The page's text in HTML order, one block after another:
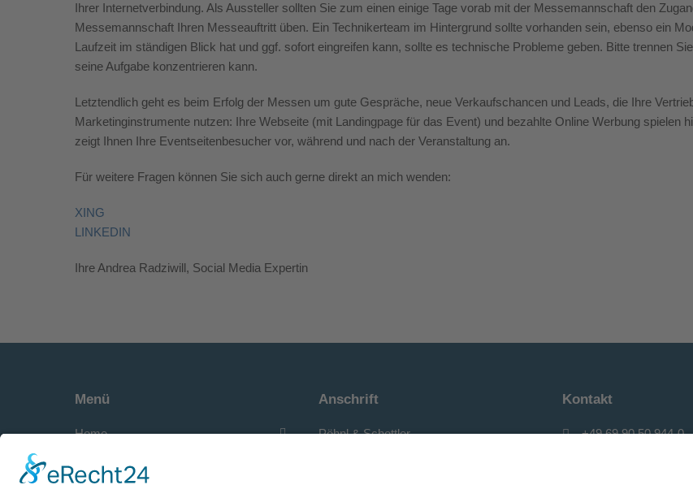
Ihrer Internetverbindung. Als Aussteller sollten Sie zum einen einige Tage vorab mit der Messemannschaft den
Messemannschaft Ihren Messeauftritt üben. Ein Technikerteam im Hintergrund sollte vorhanden sein, ebenso ein
Laufzeit im ständigen Blick hat und ggf. sofort eingreifen kann, sollte es technische Probleme geben. Bitte trennen
seine Aufgabe konzentrieren kann.
Letztendlich geht es beim Erfolg der Messen um gute Gespräche, neue Verkaufschancen und Leads, die Ihre
Marketinginstrumente nutzen: Ihre Webseite (mit Landingpage für das Event) und bezahlte Online Werbung spielen
zeigt Ihnen Ihre Eventseitenbesucher vor, während und nach der Veranstaltung an.
Für weitere Fragen können Sie sich auch gerne direkt an mich wenden:
XING
LINKEDIN
Ihre Andrea Radziwill, Social Media Expertin
Menü
Home
Kontakt
Anschrift
Pöhnl & Schottler
Kontakt
+49 69 90 50 944-0